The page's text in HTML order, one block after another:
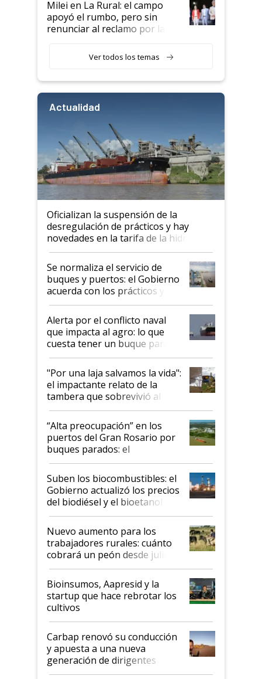
Milei en La Rural: el campo
apoyó el rumbo, pero sin
renunciar al reclamo por las
Ver todos los temas
Actualidad
Oficializan la suspensión de la
desregulación de prácticos y hay
novedades en la tarifa de la hidrovía
Se normaliza el servicio de
buques y puertos: el Gobierno
acuerda con los prácticos y
suspende el decreto de
desregulación
Alerta por el conflicto naval
que impacta al agro: lo que
cuesta tener un buque parado
y el peligro de que Argentina
pase a ser "país sucio"
"Por una laja salvamos la vida":
el impactante relato de la
tambera que sobrevivió al
tornado
“Alta preocupación” en los
puertos del Gran Rosario por
buques parados: el
funcionamiento de las
exportadoras en tensión tras
la medida de fuerza de los
prácticos
Suben los biocombustibles: el
Gobierno actualizó los precios
del biodiésel y el bioetanol
Nuevo aumento para los
trabajadores rurales: cuánto
cobrará un peón desde julio
Bioinsumos, Aapresid y la
startup que hace rebrotar los
cultivos
Carbap renovó su conducción
y apuesta a una nueva
generación de dirigentes
rurales